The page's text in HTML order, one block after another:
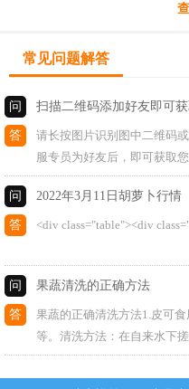
常见问题解答
问 扫描二维码添加好友即可
答
请长按图片识别图中二维码
服专员为好友后，即可获取
报价！ 注：我厂11年专注萝
问
2022年3月11日胡萝卜行情
答 <div class="table"><div
问 果蔬清洗的正确方法
答
果蔬的正确清洗方法1.皮可
等。清洗方法：在自来水下
科学家布伦达·尼米拉博士表